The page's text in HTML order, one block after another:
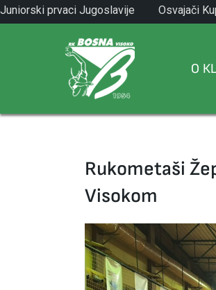
Skip
to
Juniorski prvaci Jugoslavije
1971.
Osvajači
1982.
O
Rukometaši
Visokom